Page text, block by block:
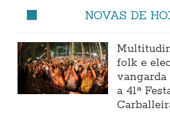
NOVAS DE
folk e
a 41ª